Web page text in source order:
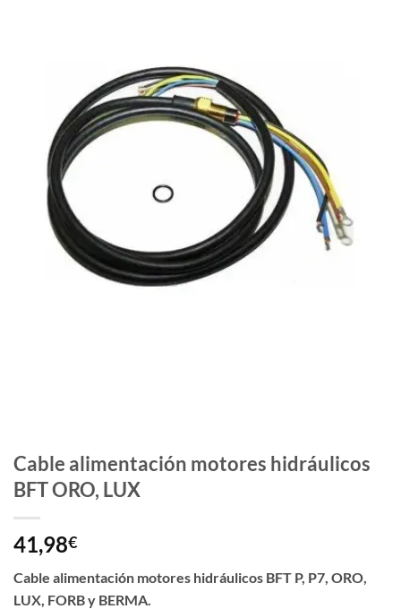
Cable alimentación motores hidráulicos
BFT ORO, LUX
41,98€
Cable alimentación motores hidráulicos BFT P, P7, ORO,
LUX, FORB y BERMA.